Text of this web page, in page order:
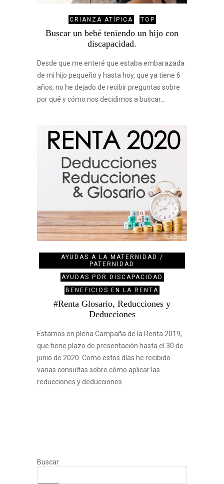
CRIANZA ATÍPICA TOP
Buscar un bebé teniendo un hijo con
discapacidad.
Desde que me enteré que estaba embarazada
de mi hijo pequeño y hasta hoy, que ya tiene 6
años, no he dejado de recibir preguntas sobre
por qué y cómo nos decidimos a buscar…
AYUDAS A LA MATERNIDAD /
PATERNIDAD
AYUDAS POR DISCAPACIDAD
BENEFICIOS EN LA RENTA
#Renta Glosario, Reducciones y
Deducciones
Estamos en plena Campaña de la Renta 2019,
que tiene plazo de presentación hasta el 30 de
junio de 2020. Como estos días he recibido
varias consultas sobre cómo aplicar las
reducciones y deducciones…
Buscar